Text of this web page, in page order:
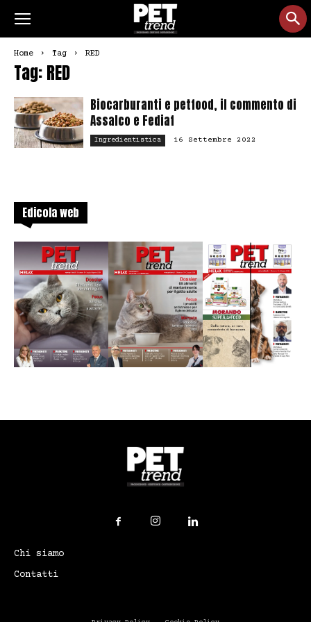
Home Tag RED
Tag: RED
Biocarburanti e petfood, il commento di
Assalco e Fediaf
Ingredientistica 16 Settembre 2022
Edicola web
Chi siamo
Contatti